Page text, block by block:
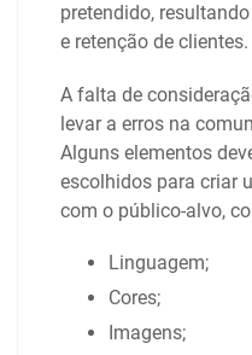
pretendido,
e retenção de clientes.
A falta de
levar a erros na
Alguns elementos
escolhidos para criar
com o público-alvo,
Linguagem;
Cores;
Imagens;